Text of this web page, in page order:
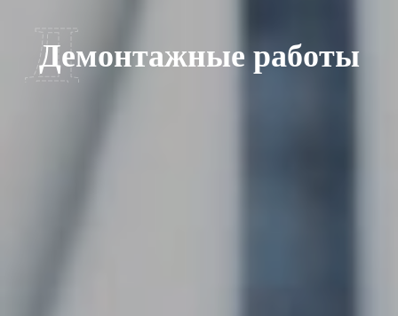
Д
Демонтажные работы